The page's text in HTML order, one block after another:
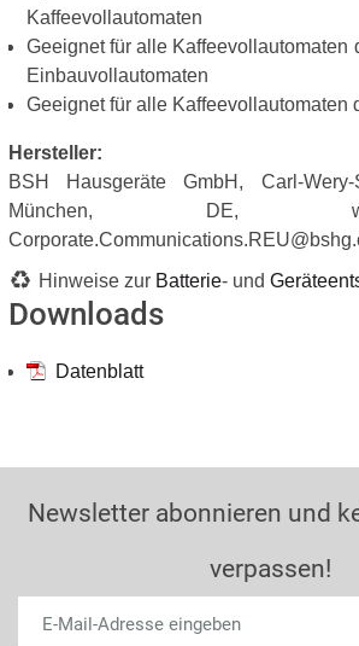
Kaffeevollautomaten
Geeignet für alle Kaffeevollautomaten
Einbauvollautomaten
Geeignet für alle Kaffeevollautomaten
Hersteller:
BSH Hausgeräte GmbH, Carl-
München, DE,
Hinweise zur Batterie- und
Downloads
Datenblatt
Newsletter abonnieren und
verpassen!